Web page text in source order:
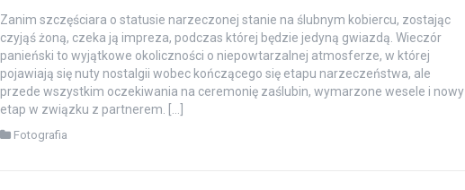
Zanim szczęściara o statusie narzeczonej stanie na ślubnym kobiercu, zostając
czyjąś żoną, czeka ją impreza, podczas której będzie jedyną gwiazdą. Wieczór
panieński to wyjątkowe okoliczności o niepowtarzalnej atmosferze, w której
pojawiają się nuty nostalgii wobec kończącego się etapu narzeczeństwa, ale
przede wszystkim oczekiwania na ceremonię zaślubin, wymarzone wesele i nowy
etap w związku z partnerem. […]
Fotografia